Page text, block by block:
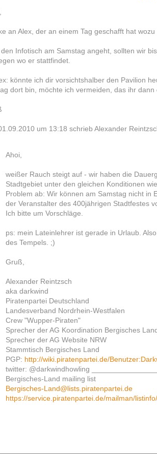
an Alex, der an einem Tag geschafft hat
den Infotisch am Samstag angeht, sollten wir
wo er stattfindet.
könnte ich dir vorsichtshalber den Pavilion
dort bin, möchte ich vermeiden, das ihr dann
um 13:18 schrieb Alexander
Ahoi,
weißer Rauch steigt auf - wir haben die
Stadtgebiet unter den gleichen Konditionen
Problem ab: Wir können am Samstag nicht in
der Veranstalter des 400jährigen Stadtfestes
Ich bitte um Vorschläge.
ps: mein Lateinlehrer ist gerade in Urlaub.
des Tempels. ;)
Gruß,
Alexander Reintzsch
aka darkwind
Piratenpartei Deutschland
Landesverband Nordrhein-Westfalen
Crew "Wupper-Piraten"
Sprecher der AG Koordination Bergisches Land
Sprecher der AG Website NRW
Stammtisch Bergisches Land
PGP: http://wiki.piratenpartei.de/
twitter: @darkwindhowling
Bergisches-Land mailing list
Bergisches-Land@lists.piratenpartei.de
https://service.piratenpartei.de/mailman/